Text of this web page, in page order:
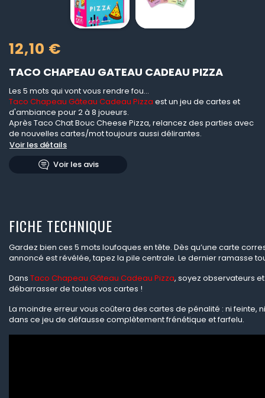
12,10 €
TACO CHAPEAU GATEAU CADEAU PIZZA
Les 5 mots qui vont vous rendre fou...
Taco Chapeau Gâteau Cadeau Pizza est un jeu de cartes et
d'ambiance pour 2 à 8 joueurs.
Après Taco Chat Bouc Cheese Pizza, relancez des parties avec
de nouvelles cartes/mot toujours aussi délirantes.
Voir les détails
Voir les avis
FICHE TECHNIQUE
Gardez bien ces 5 mots loufoques en tête. Dès qu’une carte
annoncé est révélée, tapez la pile centrale. Le dernier ramasse
Dans Taco Chapeau Gâteau Cadeau Pizza, soyez observateurs
débarrasser de toutes vos cartes !
La moindre erreur vous coûtera des cartes de pénalité : ni feinte,
dans ce jeu de défausse complètement frénétique et farfelu.